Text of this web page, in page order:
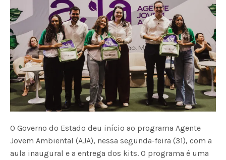
O Governo do Estado deu início ao programa Agente
Jovem Ambiental (AJA), nessa segunda-feira (31), com a
aula inaugural e a entrega dos kits. O programa é uma